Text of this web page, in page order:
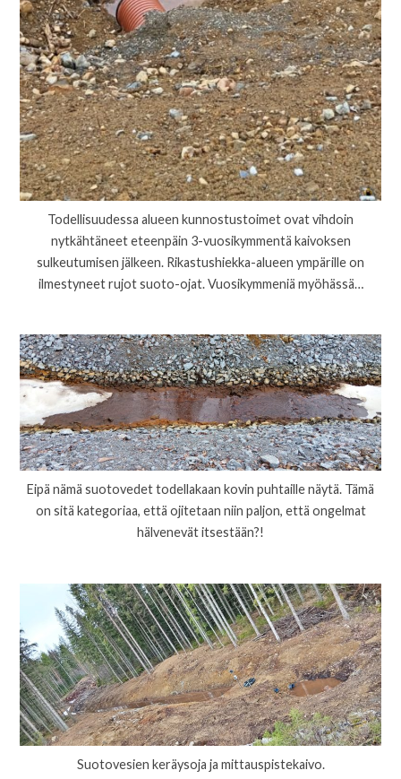
Todellisuudessa alueen kunnostustoimet ovat vihdoin
nytkähtäneet eteenpäin 3-vuosikymmentä kaivoksen
sulkeutumisen jälkeen. Rikastushiekka-alueen ympärille on
ilmestyneet rujot suoto-ojat. Vuosikymmeniä myöhässä…
Eipä nämä suotovedet todellakaan kovin puhtaille näytä. Tämä
on sitä kategoriaa, että ojitetaan niin paljon, että ongelmat
hälvenevät itsestään?!
Suotovesien keräysoja ja mittauspistekaivo.